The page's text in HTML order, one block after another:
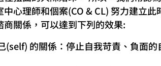
心理師和個案(CO & CL) 努力建立
關係，可以達到下列的效果:
(self) 的關係：停止自我苛責、負面